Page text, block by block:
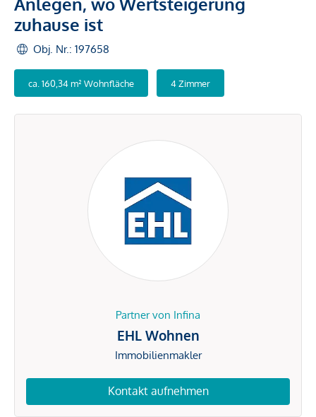
zuhause ist
Obj. Nr.: 197658
ca. 160,34 m² Wohnfläche 4 Zimmer
Partner von Infina
EHL Wohnen
Immobilienmakler
Kontakt aufnehmen